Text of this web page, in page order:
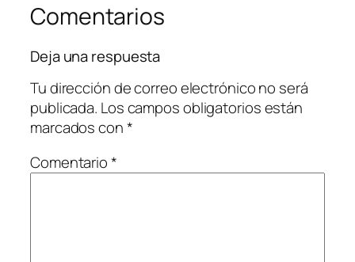
Comentarios
Deja una respuesta
Tu dirección de correo electrónico no será
publicada. Los campos obligatorios están
marcados con*
Comentario*